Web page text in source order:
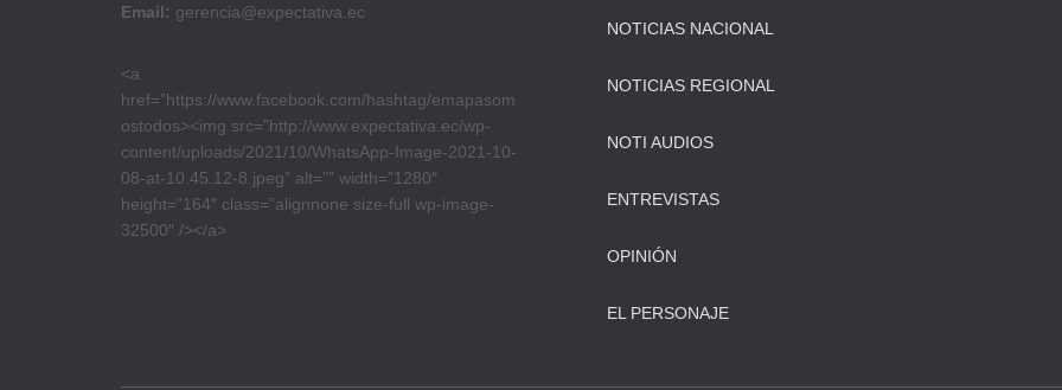
Email: gerencia@expectativa.ec
<a
href=”https://www.facebook.com/hashtag/emapasom
ostodos><img src=”http://www.expectativa.ec/wp-
content/uploads/2021/10/WhatsApp-Image-2021-10-
08-at-10.45.12-8.jpeg” alt=”” width=”1280″
height=”164″ class=”alignnone size-full wp-image-
32500″ /></a>
NOTICIAS NACIONAL
NOTICIAS REGIONAL
NOTI AUDIOS
ENTREVISTAS
OPINIÓN
EL PERSONAJE